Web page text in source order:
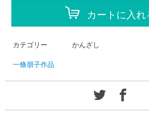
カートに入れ
カテゴリー かんざし
一條朋子作品